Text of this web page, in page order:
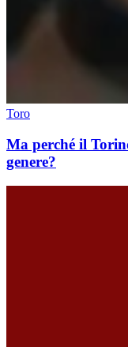
Toro
Ma perché il
genere?